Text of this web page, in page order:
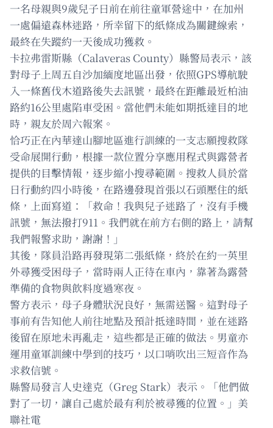
一名母親與9歲兒子日前在前往童軍營途中，在加州
一處偏遠森林迷路，所幸留下的紙條成為關鍵線索，
最終在失蹤約一天後成功獲救。
卡拉弗雷斯縣（Calaveras County）縣警局表示，該
對母子上周五自沙加緬度地區出發，依照GPS導航駛
入一條舊伐木道路後失去訊號，最終在距離最近柏油
路約16公里處陷車受困。當他們未能如期抵達目的地
時，親友於周六報案。
恰巧正在內華達山腳地區進行訓練的一支志願搜救隊
受命展開行動，根據一款位置分享應用程式與露營者
提供的目擊情報，逐步縮小搜尋範圍。搜救人員於當
日行動約四小時後，在路邊發現首張以石頭壓住的紙
條，上面寫道：「救命！我與兒子迷路了，沒有手機
訊號，無法撥打911。我們就在前方右側的路上，請幫
我們報警求助，謝謝！」
其後，隊員沿路再發現第二張紙條，終於在約一英里
外尋獲受困母子，當時兩人正待在車內，靠著為露營
準備的食物與飲料度過寒夜。
警方表示，母子身體狀況良好，無需送醫。這對母子
事前有告知他人前往地點及預計抵達時間，並在迷路
後留在原地未再亂走，這些都是正確的做法。男童亦
運用童軍訓練中學到的技巧，以口哨吹出三短音作為
求救信號。
縣警局發言人史達克（Greg Stark）表示。「他們做
對了一切，讓自己處於最有利於被尋獲的位置。」美
聯社電